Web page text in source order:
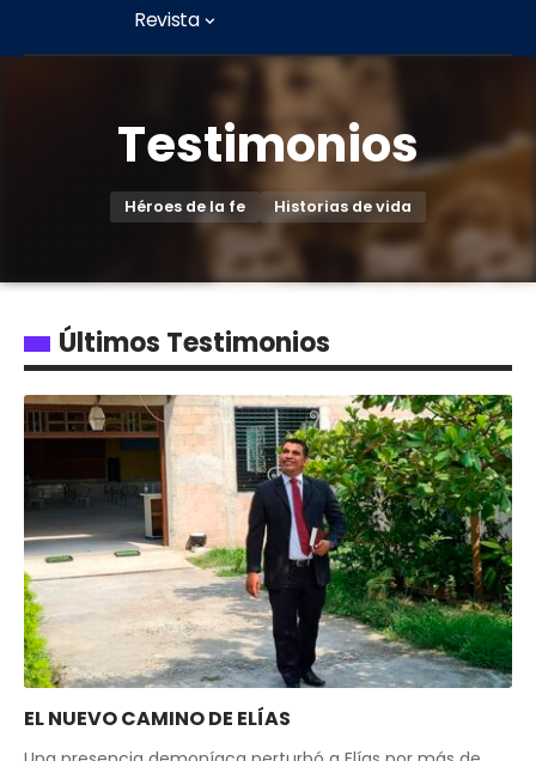
Revista
Testimonios
Héroes de la fe Historias de vida
Últimos Testimonios
EL NUEVO CAMINO DE ELÍAS